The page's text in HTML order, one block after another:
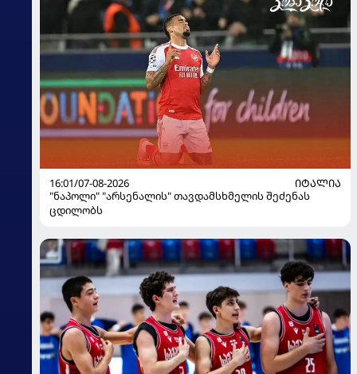
16:01/07-08-2026
ᲘᲢᲐᲚᲘᲐ
"ნაპოლი" "არსენალის" თავდამსხმელის შეძენას
ცდილობს